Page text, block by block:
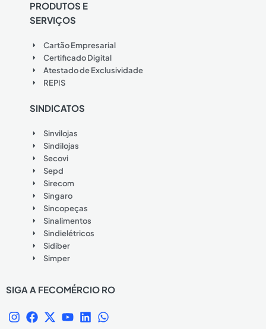
PRODUTOS E
SERVIÇOS
Cartão Empresarial
Certificado Digital
Atestado de Exclusividade
REPIS
SINDICATOS
Sinvilojas
Sindilojas
Secovi
Sepd
Sirecom
Singaro
Sincopeças
Sinalimentos
Sindielétricos
Sidiber
Simper
SIGA A FECOMÉRCIO RO
I
n
F
a
X
-
Y
o
L
i
W
h